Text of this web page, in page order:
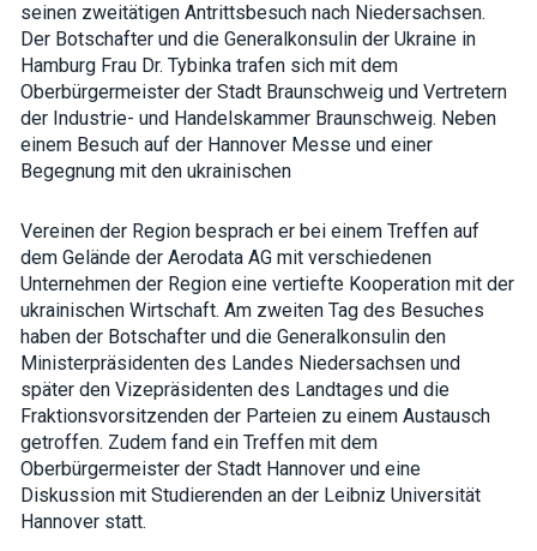
seinen zweitätigen Antrittsbesuch nach Niedersachsen.
Der Botschafter und die Generalkonsulin der Ukraine in
Hamburg Frau Dr. Tybinka trafen sich mit dem
Oberbürgermeister der Stadt Braunschweig und Vertretern
der Industrie- und Handelskammer Braunschweig. Neben
einem Besuch auf der Hannover Messe und einer
Begegnung mit den ukrainischen
Vereinen der Region besprach er bei einem Treffen auf
dem Gelände der Aerodata AG mit verschiedenen
Unternehmen der Region eine vertiefte Kooperation mit der
ukrainischen Wirtschaft. Am zweiten Tag des Besuches
haben der Botschafter und die Generalkonsulin den
Ministerpräsidenten des Landes Niedersachsen und
später den Vizepräsidenten des Landtages und die
Fraktionsvorsitzenden der Parteien zu einem Austausch
getroffen. Zudem fand ein Treffen mit dem
Oberbürgermeister der Stadt Hannover und eine
Diskussion mit Studierenden an der Leibniz Universität
Hannover statt.